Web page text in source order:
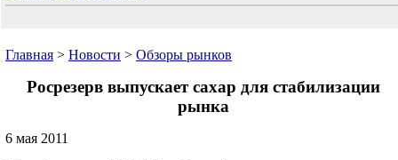
Главная > Новости > Обзоры рынков
Росрезерв выпускает сахар для стабилизации
рынка
6 мая 2011